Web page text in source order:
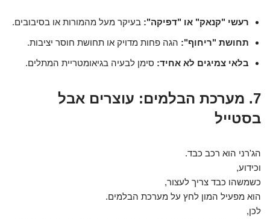
רעשי "קנאק" או "דפיקה": בעיקר מעל מהמורות או בסיבובים.
תחושת "ריחוף": הגה פחות מדויק או תחושת חוסר יציבות.
בלאי צמיגים לא אחיד: סימן לבעיה בגיאומטריית המתלים.
7. מערכת הבלמים: עוצרים אבל
בסטייל
הג'רני הוא רכב כבד.
וכידוע,
כשמשהו כבד צריך לעצור,
הוא מפעיל המון לחץ על מערכת הבלמים.
לכן,